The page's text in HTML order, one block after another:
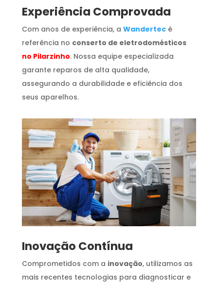
​Experiência Comprovada
Com anos de experiência, a Wandertecé
referência no conserto de eletrodomésticos
no Pilarzinho. Nossa equipe especializada
garante reparos de alta qualidade,
assegurando a durabilidade e eficiência dos
seus aparelhos.
Inovação Contínua
Comprometidos com a inovação, utilizamos as
mais recentes tecnologias para diagnosticar e